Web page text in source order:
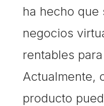
ha hecho que
negocios
rentables
Actualmente,
producto